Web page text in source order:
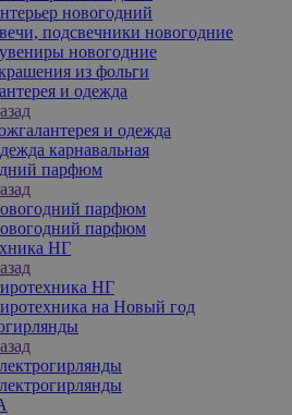
новогодний
подсвечники новогодние
новогодние
из фольги
и одежда
и одежда
карнавальная
парфюм
парфюм
парфюм
НГ
НГ
на Новый год